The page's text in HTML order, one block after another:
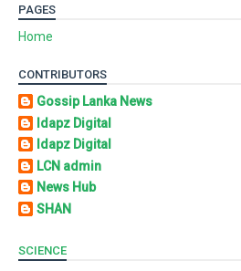
PAGES
Home
CONTRIBUTORS
Gossip Lanka News
Idapz Digital
Idapz Digital
LCN admin
News Hub
SHAN
SCIENCE